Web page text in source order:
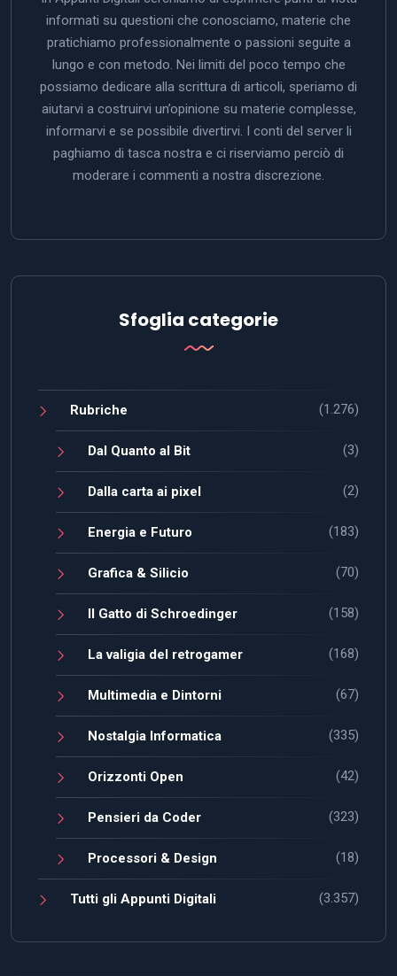
informati su questioni che conosciamo, materie che
pratichiamo professionalmente o passioni seguite a
lungo e con metodo. Nei limiti del poco tempo che
possiamo dedicare alla scrittura di articoli, speriamo di
aiutarvi a costruirvi un’opinione su materie complesse,
informarvi e se possibile divertirvi. I conti del server li
paghiamo di tasca nostra e ci riserviamo perciò di
moderare i commenti a nostra discrezione.
Sfoglia categorie
Rubriche (1.276)
Dal Quanto al Bit (3)
Dalla carta ai pixel (2)
Energia e Futuro (183)
Grafica & Silicio (70)
Il Gatto di Schroedinger (158)
La valigia del retrogamer (168)
Multimedia e Dintorni (67)
Nostalgia Informatica (335)
Orizzonti Open (42)
Pensieri da Coder (323)
Processori & Design (18)
Tutti gli Appunti Digitali (3.357)